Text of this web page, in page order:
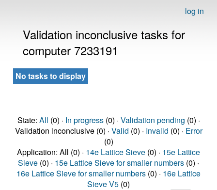
log in
Validation inconclusive tasks for
computer 7233191
No tasks to display
State: All (0) · In progress(0) · Validation pending (0) ·
Validation inconclusive (0) · Valid (0) · Invalid (0) · Error
(0)
Application: All (0) · 14e Lattice Sieve (0) · 15e Lattice
Sieve (0) · 15e Lattice Sieve for smaller numbers (0) ·
16e Lattice Sieve for smaller numbers (0) · 16e Lattice
Sieve V5 (0)